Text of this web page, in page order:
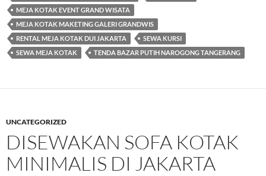
MEJA KOTAK EVENT GRAND WISATA
MEJA KOTAK MAKETING GALERI GRANDWIS
RENTAL MEJA KOTAK DUI JAKARTA
SEWA KURSI
SEWA MEJA KOTAK
TENDA BAZAR PUTIH NAROGONG TANGERANG
UNCATEGORIZED
DISEWAKAN SOFA KOTAK
MINIMALIS DI JAKARTA